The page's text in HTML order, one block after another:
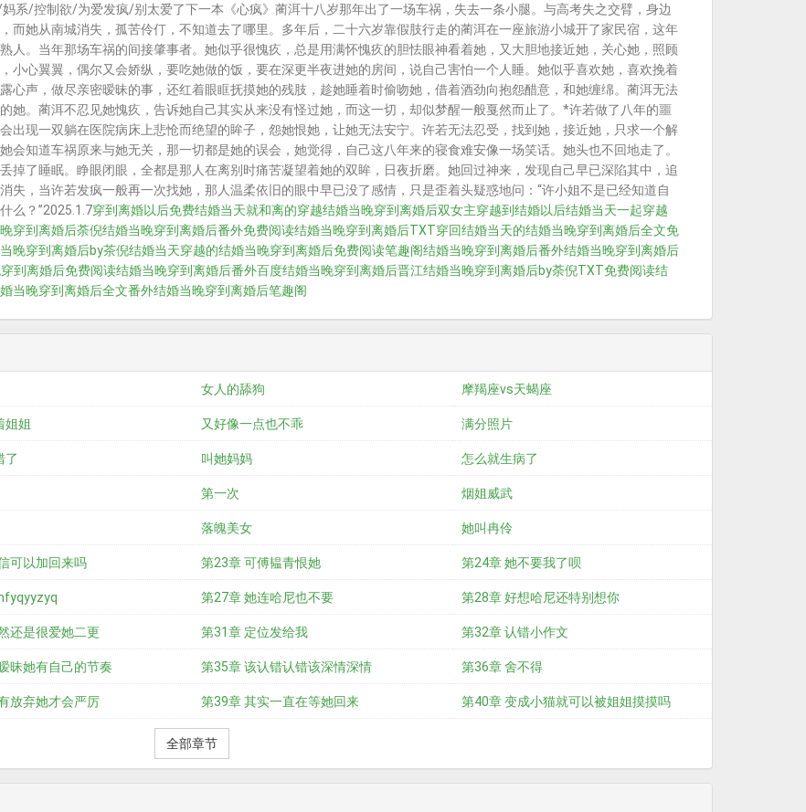
系/控制欲/为爱发疯/别太爱了下一本《心疯》蔺洱十八岁那年出了一场车祸，失去一条小腿。与高考失之交臂，身边
而她从南城消失，孤苦伶仃，不知道去了哪里。多年后，二十六岁靠假肢行走的蔺洱在一座旅游小城开了家民宿，这年
人。当年那场车祸的间接肇事者。她似乎很愧疚，总是用满怀愧疚的胆怯眼神看着她，又大胆地接近她，关心她，照顾
小心翼翼，偶尔又会娇纵，要吃她做的饭，要在深更半夜进她的房间，说自己害怕一个人睡。她似乎喜欢她，喜欢挽着
心声，做尽亲密暧昧的事，还红着眼眶抚摸她的残肢，趁她睡着时偷吻她，借着酒劲向抱怨醋意，和她缠绵。蔺洱无法
她。蔺洱不忍见她愧疚，告诉她自己其实从来没有怪过她，而这一切，却似梦醒一般戛然而止了。*许若做了八年的噩
出现一双躺在医院病床上悲怆而绝望的眸子，怨她恨她，让她无法安宁。许若无法忍受，找到她，接近她，只求一个解
会知道车祸原来与她无关，那一切都是她的误会，她觉得，自己这八年来的寝食难安像一场笑话。她头也不回地走了。
掉了睡眠。睁眼闭眼，全都是那人在离别时痛苦凝望着她的双眸，日夜折磨。她回过神来，发现自己早已深陷其中，追
失，当许若发疯一般再一次找她，那人温柔依旧的眼中早已没了感情，只是歪着头疑惑地问：“许小姐不是已经知道自
么？”2025.1.7穿到离婚以后免费结婚当天就和离的穿越结婚当晚穿到离婚后双女主穿越到结婚以后结婚当天一起穿越
穿到离婚后荼倪结婚当晚穿到离婚后番外免费阅读结婚当晚穿到离婚后TXT穿回结婚当天的结婚当晚穿到离婚后全文免
晚穿到离婚后by茶倪结婚当天穿越的结婚当晚穿到离婚后免费阅读笔趣阁结婚当晚穿到离婚后番外结婚当晚穿到离婚后
到离婚后免费阅读结婚当晚穿到离婚后番外百度结婚当晚穿到离婚后晋江结婚当晚穿到离婚后by荼倪TXT免费阅读结
当晚穿到离婚后全文番外结婚当晚穿到离婚后笔趣阁
女人的舔狗 摩羯座vs天蝎座
姐姐 又好像一点也不乖 满分照片
了 叫她妈妈 怎么就生病了
第一次 烟姐威武
落魄美女 她叫冉伶
可以加回来吗 第23章 可傅韫青恨她 第24章 她不要我了呗
第27章 她连哈尼也不要 第28章 好想哈尼还特别想你
还是很爱她二更 第31章 定位发给我 第32章 认错小作文
昧她有自己的节奏 第35章 该认错认错该深情深情 第36章 舍不得
放弃她才会严厉 第39章 其实一直在等她回来 第40章 变成小猫就可以被姐姐摸摸吗
全部章节